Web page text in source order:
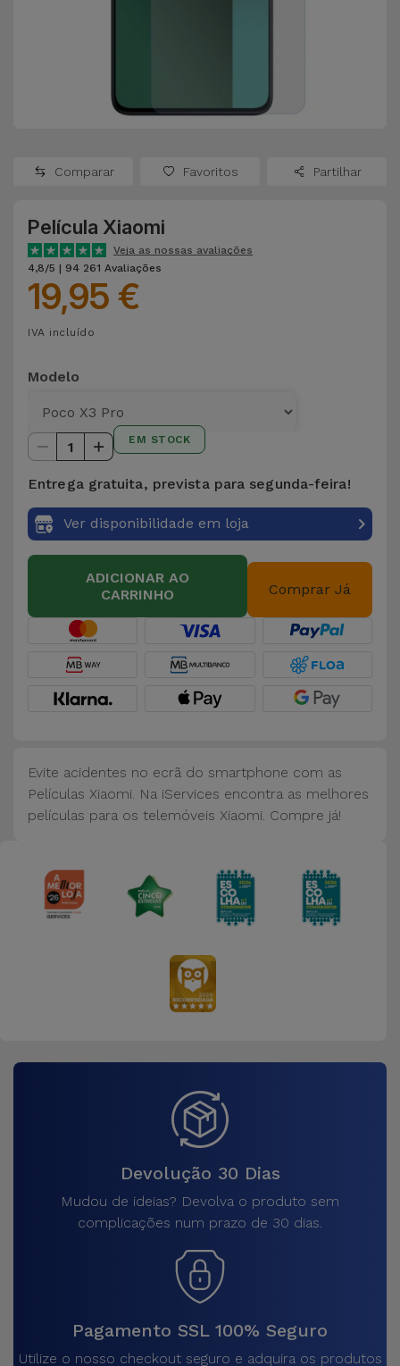
Oppo
OnePlus
Google
Dyson
TCL
Outras
Marcas
Ver
tudo
Recondicionados
Recondicionados
Consolas
Recondicionadas
Ver
tudo
Auriculares
e Colunas
Smartwatches
e Braceletes
Correntes
para
Gadgets
Higiene
e Casa
Bolsas e
Malas
Localizadores
e Acessórios
Auto e
Bicicleta
de
Computador
Comparar Favoritos Partilhar
Película Xiaomi
Veja as nossas avaliações
4,8/5 | 94 261 Avaliações
19,95 €
IVA incluído
Modelo
1 EM STOCK
Entrega gratuita, prevista para segunda-feira!
Ver disponibilidade em loja
ADICIONAR AO
CARRINHO
Comprar Já
Evite acidentes no ecrã do smartphone com as
Películas Xiaomi. Na iServices encontra as melhores
películas para os telemóveis Xiaomi. Compre já!
Devolução 30 Dias
Mudou de ideias? Devolva o produto sem
complicações num prazo de 30 dias.
Pagamento SSL 100% Seguro
Utilize o nosso checkout seguro e adquira os produtos